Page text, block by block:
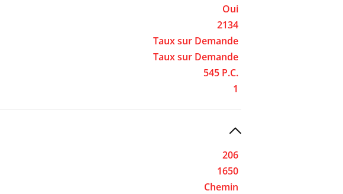
Oui
2134
Taux sur Demande
Taux sur Demande
545 P.C.
1
206
1650
Chemin